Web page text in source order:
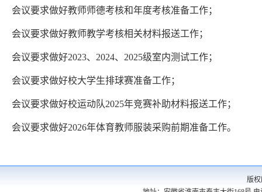
会议要求做好教师师德考核和年度考核准备工作；
会议要求做好教师教学考核相关材料报送工作；
会议要求做好2023、2024、2025级室内测试工作；
会议要求做好校大学生排球赛准备工作；
会议要求做好校运动队2025年竞赛补助材料报送工作；
会议要求做好2026年体育教师服装采购前期准备工作。
版